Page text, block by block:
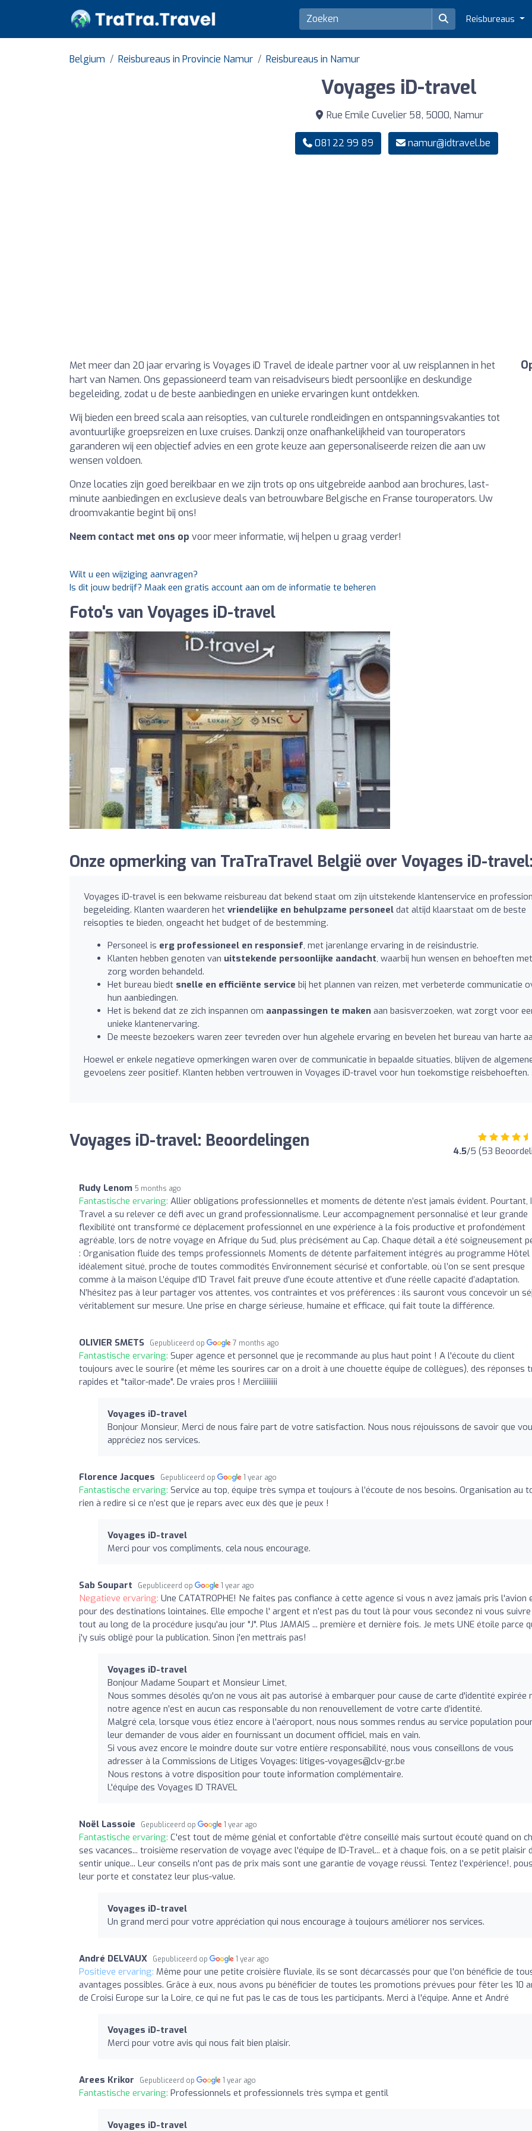
Reisbureaus
Belgium Reisbureaus in Provincie Namur Reisbureaus in Namur
Voyages iD-travel
Rue Emile Cuvelier 58, 5000, Namur
081 22 99 89 namur@idtravel.be
Met meer dan 20 jaar ervaring is Voyages iD Travel de ideale partner voor al uw reisplannen in het
hart van Namen. Ons gepassioneerd team van reisadviseurs biedt persoonlijke en deskundige
begeleiding, zodat u de beste aanbiedingen en unieke ervaringen kunt ontdekken.
Wij bieden een breed scala aan reisopties, van culturele rondleidingen en ontspanningsvakanties tot
avontuurlijke groepsreizen en luxe cruises. Dankzij onze onafhankelijkheid van touroperators
garanderen wij een objectief advies en een grote keuze aan gepersonaliseerde reizen die aan uw
wensen voldoen.
Onze locaties zijn goed bereikbaar en we zijn trots op ons uitgebreide aanbod aan brochures, last-
minute aanbiedingen en exclusieve deals van betrouwbare Belgische en Franse touroperators. Uw
droomvakantie begint bij ons!
Neem contact met ons op voor meer informatie, wij helpen u graag verder!
Wilt u een wijziging aanvragen?
Is dit jouw bedrijf? Maak een gratis account aan om de informatie te beheren
Foto's van Voyages iD-travel
Onze opmerking van TraTraTravel België over Voyages iD-travel:
Voyages iD-travel is een bekwame reisbureau dat bekend staat om zijn uitstekende klantenservice en
begeleiding. Klanten waarderen het vriendelijke en behulpzame personeel dat altijd klaarstaat om de beste
reisopties te bieden, ongeacht het budget of de bestemming.
Personeel is erg professioneel en responsief, met jarenlange ervaring in de reisindustrie.
Klanten hebben genoten van uitstekende persoonlijke aandacht, waarbij hun wensen en behoeften met
zorg worden behandeld.
Het bureau biedt snelle en efficiënte service bij het plannen van reizen, met verbeterde communicatie
hun aanbiedingen.
Het is bekend dat ze zich inspannen om aanpassingen te maken aan basisverzoeken, wat zorgt voor
unieke klantenervaring.
De meeste bezoekers waren zeer tevreden over hun algehele ervaring en bevelen het bureau van harte
Hoewel er enkele negatieve opmerkingen waren over de communicatie in bepaalde situaties, blijven de
gevoelens zeer positief. Klanten hebben vertrouwen in Voyages iD-travel voor hun toekomstige reisbehoeften.
Voyages iD-travel: Beoordelingen 4.5/5 (53
Rudy Lenom 5 months ago
Fantastische ervaring: Allier obligations professionnelles et moments de détente n’est jamais évident. Pourtant,
Travel a su relever ce défi avec un grand professionnalisme. Leur accompagnement personnalisé et leur grande
flexibilité ont transformé ce déplacement professionnel en une expérience à la fois productive et profondément
agréable, lors de notre voyage en Afrique du Sud, plus précisément au Cap. Chaque détail a été soigneusement
: Organisation fluide des temps professionnels Moments de détente parfaitement intégrés au programme Hôtel
idéalement situé, proche de toutes commodités Environnement sécurisé et confortable, où l’on se sent presque
comme à la maison L’équipe d’ID Travel fait preuve d’une écoute attentive et d’une réelle capacité d’adaptation.
N’hésitez pas à leur partager vos attentes, vos contraintes et vos préférences : ils sauront vous concevoir un
véritablement sur mesure. Une prise en charge sérieuse, humaine et efficace, qui fait toute la différence.
OLIVIER SMETS Gepubliceerd op 7 months ago
Fantastische ervaring: Super agence et personnel que je recommande au plus haut point ! A l'écoute du client
toujours avec le sourire (et même les sourires car on a droit à une chouette équipe de collègues), des réponses
rapides et "tailor-made". De vraies pros ! Merciiiiiiii
Voyages iD-travel
Bonjour Monsieur, Merci de nous faire part de votre satisfaction. Nous nous réjouissons de savoir que
appréciez nos services.
Florence Jacques Gepubliceerd op 1 year ago
Fantastische ervaring: Service au top, équipe très sympa et toujours à l’écoute de nos besoins. Organisation au
rien à redire si ce n’est que je repars avec eux dès que je peux !
Voyages iD-travel
Merci pour vos compliments, cela nous encourage.
Sab Soupart Gepubliceerd op 1 year ago
Negatieve ervaring: Une CATATROPHE! Ne faites pas confiance à cette agence si vous n avez jamais pris l'avion
pour des destinations lointaines. Elle empoche l' argent et n'est pas du tout là pour vous secondez ni vous suivre
tout au long de la procédure jusqu'au jour "J". Plus JAMAIS ... première et dernière fois. Je mets UNE étoile parce
j'y suis obligé pour la publication. Sinon j'en mettrais pas!
Voyages iD-travel
Bonjour Madame Soupart et Monsieur Limet,
Nous sommes désolés qu'on ne vous ait pas autorisé à embarquer pour cause de carte d'identité expirée
notre agence n’est en aucun cas responsable du non renouvellement de votre carte d’identité.
Malgré cela, lorsque vous étiez encore à l'aéroport, nous nous sommes rendus au service population
leur demander de vous aider en fournissant un document officiel, mais en vain.
Si vous avez encore le moindre doute sur votre entière responsabilité, nous vous conseillons de vous
adresser à la Commissions de Litiges Voyages: litiges-voyages@clv-gr.be
Nous restons à votre disposition pour toute information complémentaire.
L'équipe des Voyages ID TRAVEL
Noël Lassoie Gepubliceerd op 1 year ago
Fantastische ervaring: C'est tout de même génial et confortable d'être conseillé mais surtout écouté quand on
ses vacances... troisième reservation de voyage avec l'équipe de ID-Travel... et à chaque fois, on a se petit plaisir
sentir unique... Leur conseils n'ont pas de prix mais sont une garantie de voyage réussi. Tentez l'expérience!,
leur porte et constatez leur plus-value.
Voyages iD-travel
Un grand merci pour votre appréciation qui nous encourage à toujours améliorer nos services.
André DELVAUX Gepubliceerd op 1 year ago
Positieve ervaring: Même pour une petite croisière fluviale, ils se sont décarcassés pour que l'on bénéficie de
avantages possibles. Grâce à eux, nous avons pu bénéficier de toutes les promotions prévues pour fêter les 10
de Croisi Europe sur la Loire, ce qui ne fut pas le cas de tous les participants. Merci à l'équipe. Anne et André
Voyages iD-travel
Merci pour votre avis qui nous fait bien plaisir.
Arees Krikor Gepubliceerd op 1 year ago
Fantastische ervaring: Professionnels et professionnels très sympa et gentil
Voyages iD-travel